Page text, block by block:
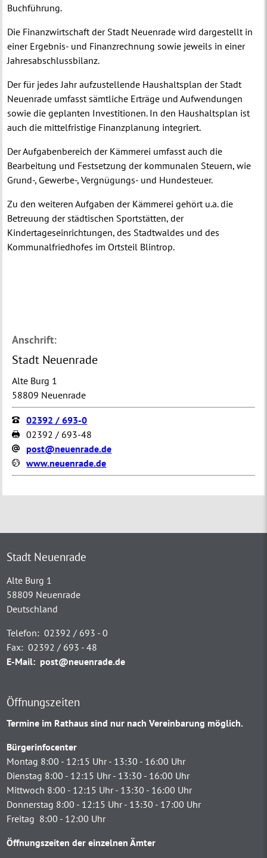
Buchführung.
Die Finanzwirtschaft der Stadt Neuenrade wird dargestellt in
einer Ergebnis- und Finanzrechnung sowie jeweils in einer
Jahresabschlussbilanz.
Der für jedes Jahr aufzustellende Haushaltsplan der Stadt
Neuenrade umfasst sämtliche Erträge und Aufwendungen
sowie die geplanten Investitionen. In den Haushaltsplan ist
auch die mittelfristige Finanzplanung integriert.
Der Aufgabenbereich der Kämmerei umfasst auch die
Bearbeitung und Festsetzung der kommunalen Steuern, wie
Grund-, Gewerbe-, Vergnügungs- und Hundesteuer.
Zu den weiteren Aufgaben der Kämmerei gehört u.a. die
Betreuung der städtischen Sportstätten, der
Kindertageseinrichtungen, des Stadtwaldes und des
Kommunalfriedhofes im Ortsteil Blintrop.
Anschrift:
Stadt Neuenrade
Alte Burg 1
58809 Neuenrade
02392 / 693-0
02392 / 693-48
post@neuenrade.de
www.neuenrade.de
Stadt Neuenrade
Alte Burg 1
58809 Neuenrade
Deutschland
Telefon: 02392 / 693 - 0
Fax: 02392 / 693 - 48
E-Mail: post@neuenrade.de
Öffnungszeiten
Termine im Rathaus sind nur nach Vereinbarung möglich.
Bürgerinfocenter
Montag 8:00 - 12:15 Uhr - 13:30 - 16:00 Uhr
Dienstag 8:00 - 12:15 Uhr - 13:30 - 16:00 Uhr
Mittwoch 8:00 - 12:15 Uhr - 13:30 - 16:00 Uhr
Donnerstag 8:00 - 12:15 Uhr - 13:30 - 17:00 Uhr
Freitag 8:00 - 12:00 Uhr
Öffnungszeiten der einzelnen Ämter